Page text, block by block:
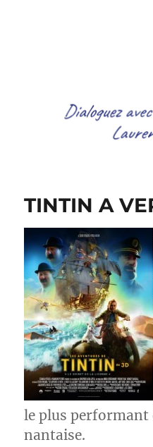
Dialoguez
TINTIN A
le plus performant
nantaise.